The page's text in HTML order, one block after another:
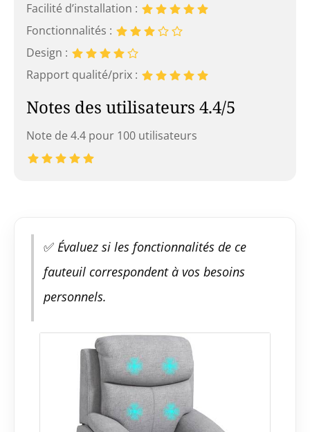
Facilité d’installation :
Fonctionnalités :
Design :
Rapport qualité/prix :
Notes des utilisateurs 4.4/5
Note de 4.4 pour 100 utilisateurs
✅ Évaluez si les fonctionnalités de ce
fauteuil correspondent à vos besoins
personnels.